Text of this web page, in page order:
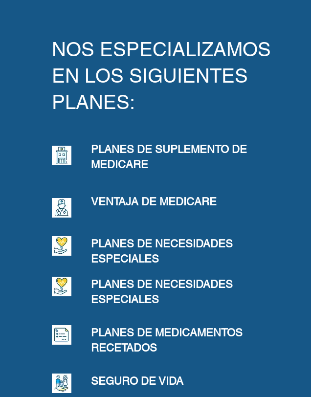
NOS ESPECIALIZAMOS
EN LOS SIGUIENTES
PLANES:
PLANES DE SUPLEMENTO DE
MEDICARE
VENTAJA DE MEDICARE
PLANES DE NECESIDADES
ESPECIALES
PLANES DE NECESIDADES
ESPECIALES
PLANES DE MEDICAMENTOS
RECETADOS
SEGURO DE VIDA